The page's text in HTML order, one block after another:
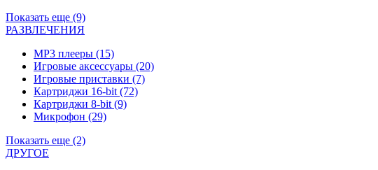
Показать еще (9)
РАЗВЛЕЧЕНИЯ
MP3 плееры (15)
Игровые аксессуары (20)
Игровые приставки (7)
Картриджи 16-bit (72)
Картриджи 8-bit (9)
Микрофон (29)
Показать еще (2)
ДРУГОЕ